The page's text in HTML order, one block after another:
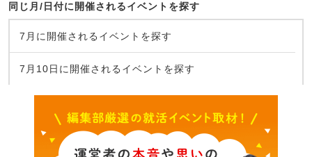
同じ月/日付に開催されるイベントを探す
7月に開催されるイベントを探す
7月10日に開催されるイベントを探す